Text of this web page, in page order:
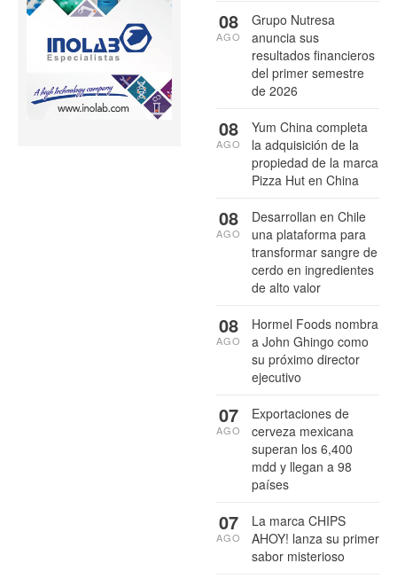
Grupo Nutresa
anuncia sus
resultados financieros
del primer semestre
de 2026
08
AGO
Yum China completa
la adquisición de la
propiedad de la marca
Pizza Hut en China
08
AGO
Desarrollan en Chile
una plataforma para
transformar sangre de
cerdo en ingredientes
de alto valor
08
AGO
Hormel Foods nombra
a John Ghingo como
su próximo director
ejecutivo
08
AGO
Exportaciones de
cerveza mexicana
superan los 6,400
mdd y llegan a 98
países
07
AGO
La marca CHIPS
AHOY! lanza su primer
sabor misterioso
07
AGO